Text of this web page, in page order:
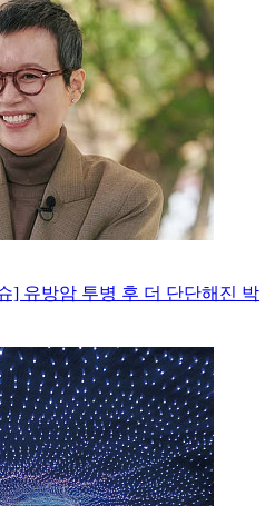
] 유방암 투병 후 더 단단해진 박